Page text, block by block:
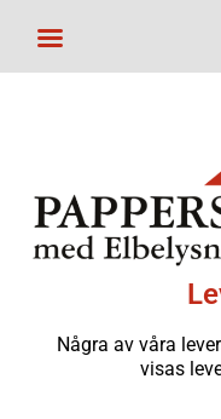
Några av våra
visas